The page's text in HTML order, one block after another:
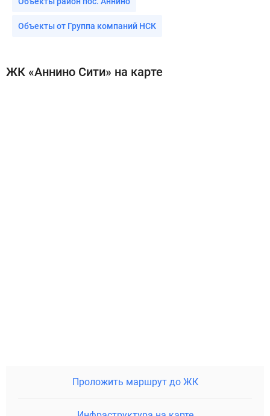
Объекты от Группа компаний НСК
ЖК «Аннино Сити» на карте
Проложить маршрут до ЖК